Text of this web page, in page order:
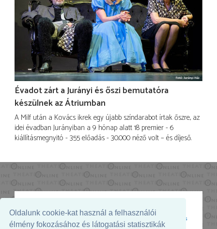
Oldalunk cookie-kat használ a felhasználói
élmény fokozásához és látogatási statisztikák
Évadot zárt a Jurányi és őszi bemutatóra
készülnek az Átriumban
A Milf után a Kovács ikrek egy újabb színdarabot írtak őszre, az
idei évadban Jurányiban a 9 hónap alatt 18 premier - 6
kiállításmegnyitó - 355 előadás - 30.000 néző volt – és díjeső.
Az oldal megjelenését támogatja: